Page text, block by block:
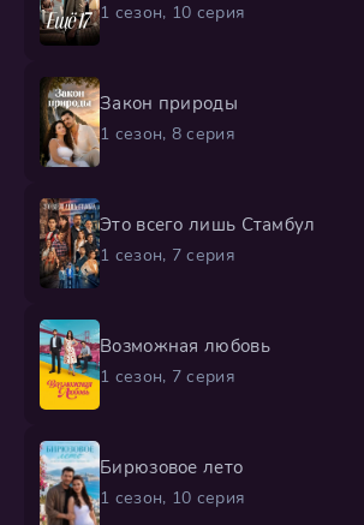
1 сезон, 10 серия
Закон природы
1 сезон, 8 серия
Это всего лишь Стамбул
1 сезон, 7 серия
Возможная любовь
1 сезон, 7 серия
Бирюзовое лето
1 сезон, 10 серия